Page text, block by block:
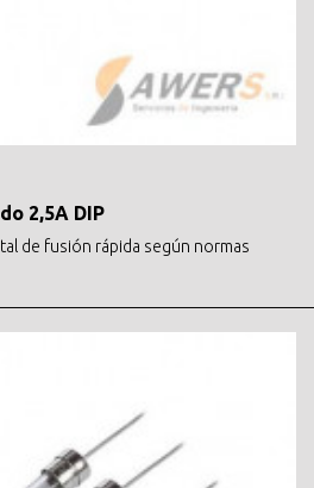
2,5A DIP
de fusión rápida según normas